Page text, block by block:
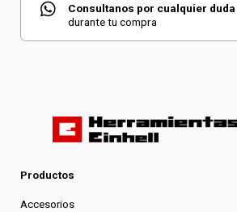
Consultanos por cualquier duda
durante tu compra
Productos
Accesorios